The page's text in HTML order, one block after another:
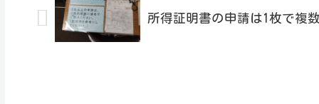
所得証明書の申請は1枚で複